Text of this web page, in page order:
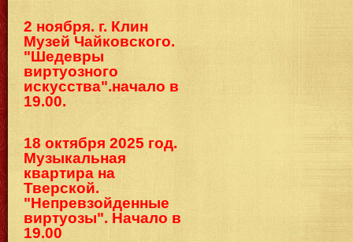
2 ноября. г. Клин
Музей Чайковского.
"Шедевры
виртуозного
искусства".начало в
19.00.
18 октября 2025 год.
Музыкальная
квартира на
Тверской.
"Непревзойденные
виртуозы". Начало в
19.00